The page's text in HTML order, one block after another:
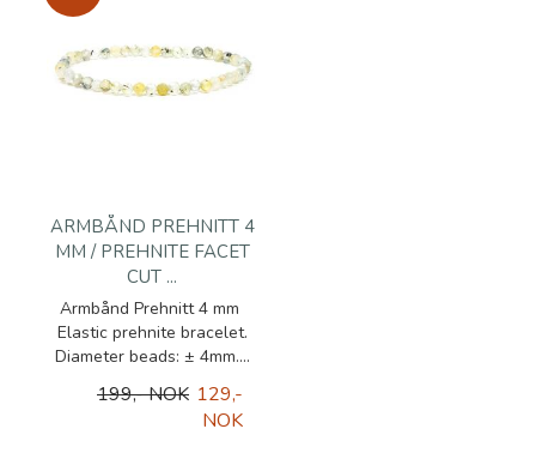
ARMBÅND PREHNITT 4
MM / PREHNITE FACET
CUT ...
Armbånd Prehnitt 4 mm
Elastic prehnite bracelet.
Diameter beads: ± 4mm....
199,- NOK 129,-
NOK